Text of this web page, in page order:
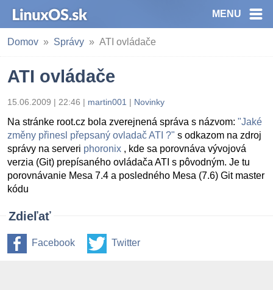
MENU
Domov Správy ATI ovládače
ATI ovládače
15.06.2009 | 22:46 | martin001 | Novinky
Na stránke root.cz bola zverejnená správa s názvom: "Jaké
změny přinesl přepsaný ovladač ATI ?" s odkazom na zdroj
správy na serveri phoronix , kde sa porovnáva vývojová
verzia (Git) prepísaného ovládača ATI s pôvodným. Je tu
porovnávanie Mesa 7.4 a posledného Mesa (7.6) Git master
kódu
Zdieľať
Facebook Twitter